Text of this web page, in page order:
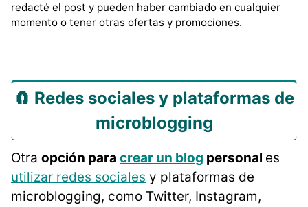
redacté el post y pueden haber cambiado en cualquier
momento o tener otras ofertas y promociones.
🧲 Redes sociales y plataformas de
microblogging
Otra opción para crear un blog personal es
utilizar redes sociales y plataformas de
microblogging, como Twitter, Instagram,